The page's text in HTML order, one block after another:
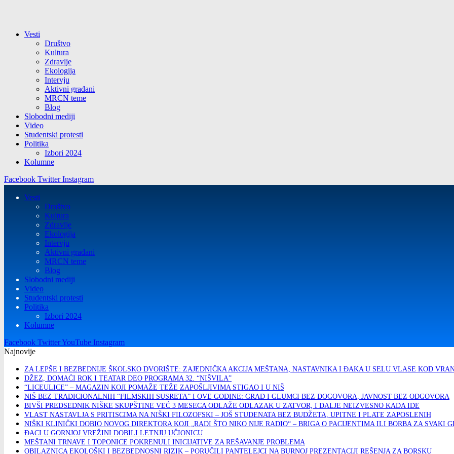
Vesti
Društvo
Kultura
Zdravlje
Ekologija
Intervju
Aktivni građani
MRCN teme
Blog
Slobodni mediji
Video
Studentski protesti
Politika
Izbori 2024
Kolumne
Facebook Twitter Instagram
Vesti
Društvo
Kultura
Zdravlje
Ekologija
Intervju
Aktivni građani
MRCN teme
Blog
Slobodni mediji
Video
Studentski protesti
Politika
Izbori 2024
Kolumne
Facebook TwitterYouTube Instagram
Najnovije
ZA LEPŠE I BEZBEDNIJE ŠKOLSKO DVORIŠTE: ZAJEDNIČKA AKCIJA MEŠTANA, NASTAVNIKA I ĐAKA U SELU VLASE KOD
DŽEZ, DOMAĆI ROK I TEATAR DEO PROGRAMA 32. “NIŠVILA”
“LICEULICE” – MAGAZIN KOJI POMAŽE TEŽE ZAPOŠLJIVIMA STIGAO I U NIŠ
NIŠ BEZ TRADICIONALNIH “FILMSKIH SUSRETA” I OVE GODINE: GRAD I GLUMCI BEZ DOGOVORA, JAVNOST BEZ ODGOVORA
BIVŠI PREDSEDNIK NIŠKE SKUPŠTINE VEĆ 3 MESECA ODLAŽE ODLAZAK U ZATVOR, I DALJE NEIZVESNO KADA IDE
VLAST NASTAVLJA S PRITISCIMA NA NIŠKI FILOZOFSKI – JOŠ STUDENATA BEZ BUDŽETA, UPITNE I PLATE ZAPOSLENIH
NIŠKI KLINIČKI DOBIO NOVOG DIREKTORA KOJI „RADI ŠTO NIKO NIJE RADIO“ – BRIGA O PACIJENTIMA ILI BORBA ZA SVAKI
ĐACI U GORNJOJ VREŽINI DOBILI LETNJU UČIONICU
MEŠTANI TRNAVE I TOPONICE POKRENULI INICIJATIVE ZA REŠAVANJE PROBLEMA
OBILAZNICA EKOLOŠKI I BEZBEDNOSNI RIZIK – PORUČILI PANTELEJCI NA BURNOJ PREZENTACIJI REŠENJA ZA BORSKU